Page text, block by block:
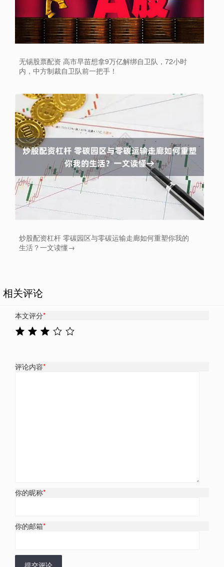
无锡股票配资 高市早苗想拿9万亿解绑自卫队，72小时
内，中方制裁自卫队前一把手！
炒股配资杠杆 零碳园区与零碳运输走廊如何重塑你我的
生活？一文读懂→
相关评论
本文评分*
评论内容*
你的昵称*
你的邮箱*
提交评论